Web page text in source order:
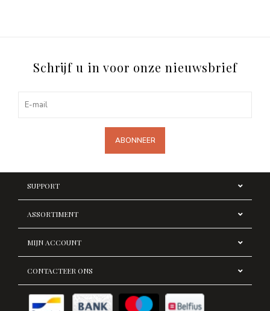
Schrijf u in voor onze nieuwsbrief
ABONNEER
SUPPORT
ASSORTIMENT
MIJN ACCOUNT
CONTACTEER ONS